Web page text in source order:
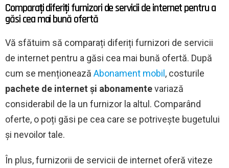
Comparați diferiți furnizori de servicii de internet pentru a
găsi cea mai bună ofertă
Vă sfătuim să comparați diferiți furnizori de servicii
de internet pentru a găsi cea mai bună ofertă. După
cum se menționează Abonament mobil, costurile
pachete de internet și abonamentevariază
considerabil de la un furnizor la altul. Comparând
oferte, o poți găsi pe cea care se potrivește bugetului
și nevoilor tale.
În plus, furnizorii de servicii de internet oferă viteze